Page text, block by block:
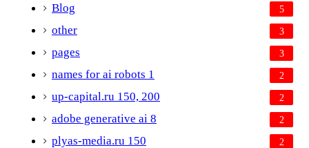
Blog 5
other 3
pages 3
names for ai robots 1 2
up-capital.ru 150, 200 2
adobe generative ai 8 2
plyas-media.ru 150 2